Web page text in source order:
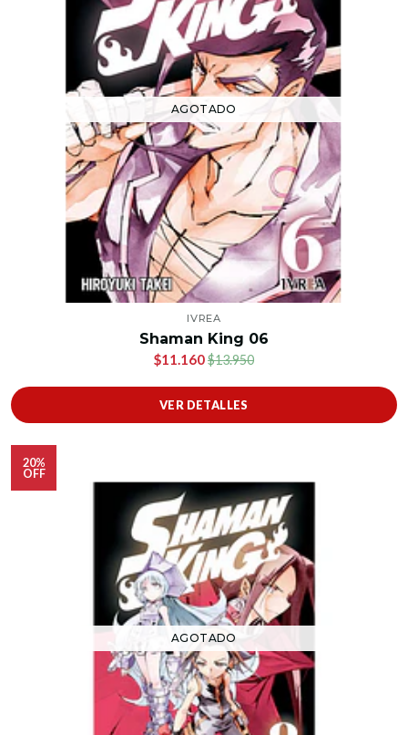
AGOTADO
IVREA
Shaman King 06
$11.160$13.950
VER DETALLES
20%
OFF
AGOTADO